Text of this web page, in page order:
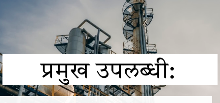
प्रमुख उपलब्धी: